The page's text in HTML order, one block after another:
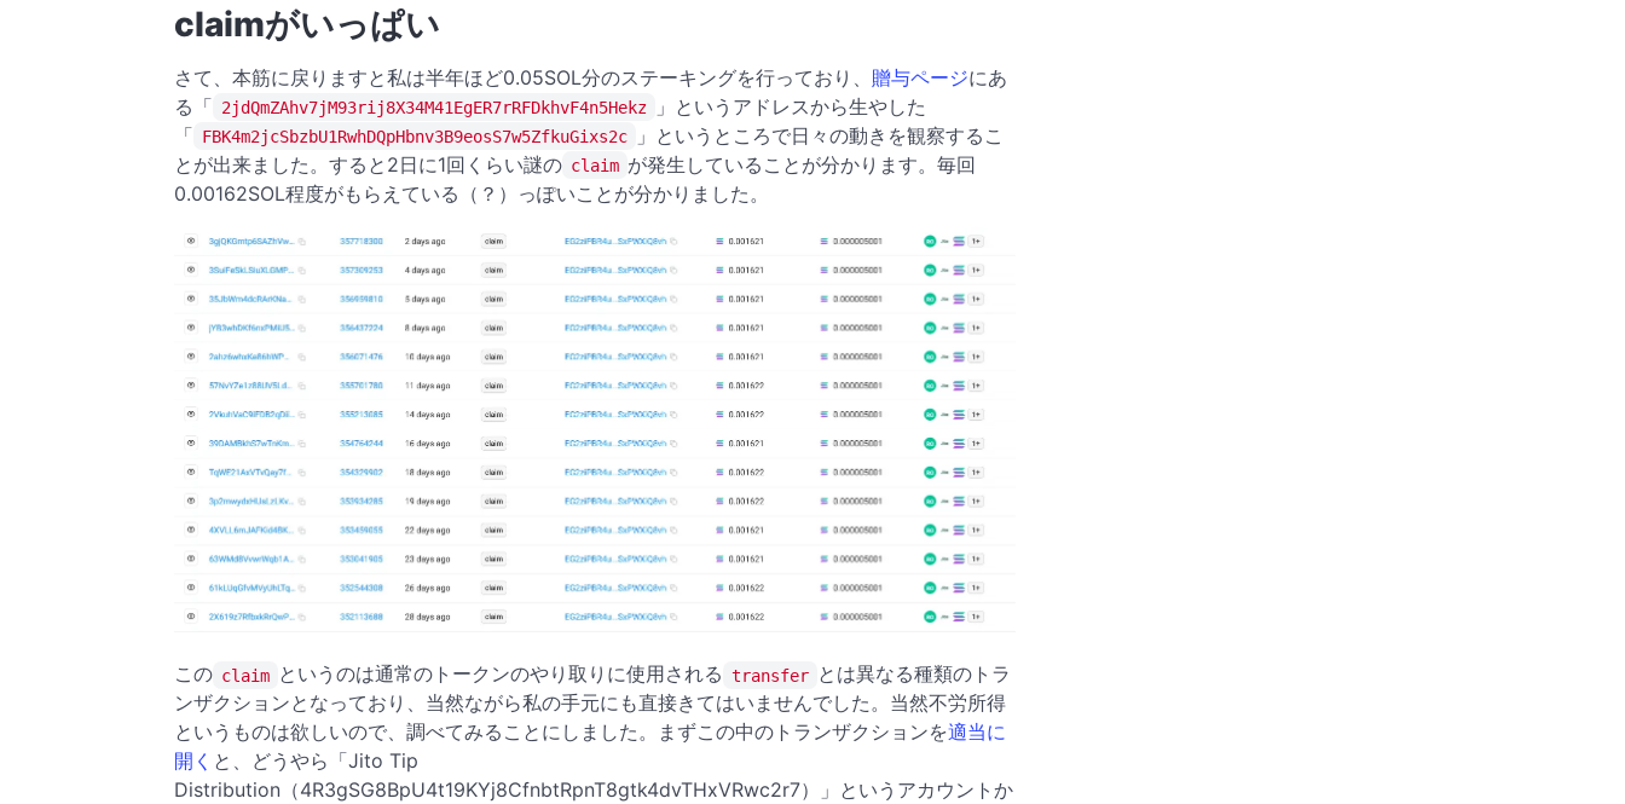
claimがいっぱい
さて、本筋に戻りますと私は半年ほど0.05SOL分のステーキングを行っており、 贈与ページにあ
る「 2jdQmZAhv7jM93rij8X34M41EgER7rRFDkhvF4n5Hekz
」というアドレスから生やした
「 FBK4m2jcSbzbU1RwhDQpHbnv3B9eosS7w5ZfkuGixs2c
」というところで日々の動きを観察するこ
とが出来ました。すると2日に1回くらい謎の claim が発生していることが分かります。毎回
0.00162SOL程度がもらえている（？）っぽいことが分かりました。
この claim というのは通常のトークンのやり取りに使用される transfer とは異なる種類のトラ
ンザクションとなっており、当然ながら私の手元にも直接きてはいませんでした。当然不労所得
というものは欲しいので、調べてみることにしました。まずこの中のトランザクションを適当に
開く と、どうやら「Jito Tip
Distribution（4R3gSG8BpU4t19KYj8CfnbtRpnT8gtk4dvTHxVRwc2r7）」というアカウントか